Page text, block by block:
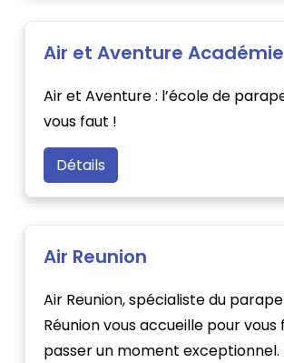
Air et Aventure Académie
Air et Aventure : l’école de
vous faut !
Détails
Air Reunion
Air Reunion, spécialiste du
Réunion vous accueille pour
passer un moment exceptionnel.